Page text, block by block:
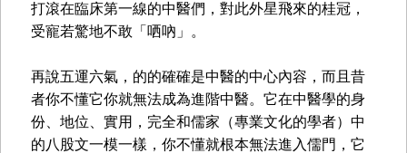
打滾在臨床第一線的中醫們，對此外星飛來的桂冠，
受寵若驚地不敢「哂吶」。
再說五運六氣，的的確確是中醫的中心內容，而且昔
者你不懂它你就無法成為進階中醫。它在中醫學的身
份、地位、實用，完全和儒家（專業文化的學者）中
的八股文一模一樣，你不懂就根本無法進入儒門，它